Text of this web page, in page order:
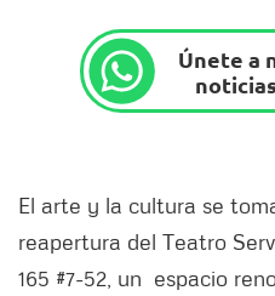
Únete a
El arte y la cultura se
reapertura del Teatro
165 #7-52, un espacio